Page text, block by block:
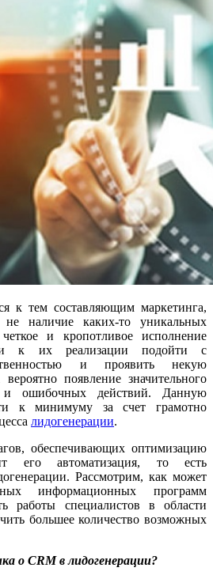
к тем составляющим маркетинга,
не наличие каких-то уникальных
и кропотливое исполнение
к их реализации подойти с
и проявить некую
появление значительного
и ошибочных действий. Данную
к минимуму за счет грамотно
лидогенерации.
обеспечивающих оптимизацию
его автоматизация, то есть
Рассмотрим, как может
информационных программ
работы специалистов в области
большее количество возможных
о CRM в лидогенерации?